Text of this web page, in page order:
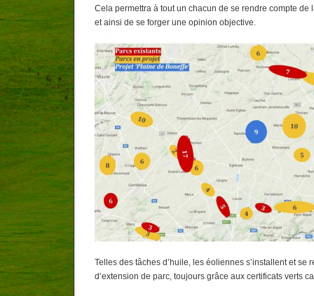
Cela permettra à tout un chacun de se rendre compte de
et ainsi de se forger une opinion objective.
Telles des tâches d’huile, les éoliennes s’installent et se
d’extension de parc, toujours grâce aux certificats verts